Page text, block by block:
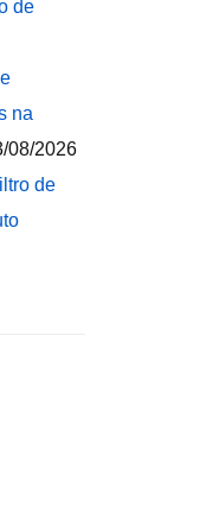
de
na
08/2026
de